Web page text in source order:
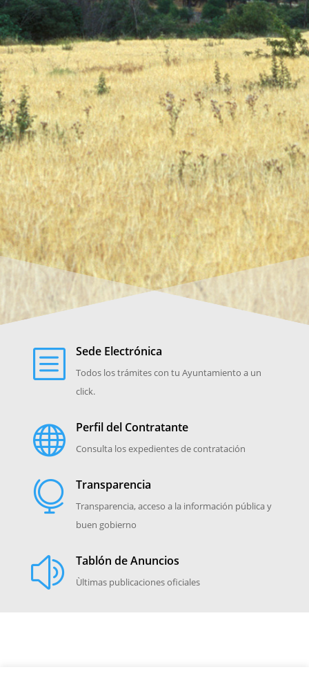
b Sede Electrónica
Todos los trámites con tu Ayuntamiento a un
click.
 Perfil del Contratante
Consulta los expedientes de contratación
 Transparencia
Transparencia, acceso a la información pública y
buen gobierno
z Tablón de Anuncios
Ùltimas publicaciones oficiales